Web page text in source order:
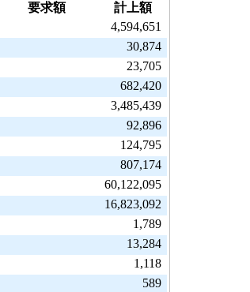
要求額
計上額
4,594,651
30,874
23,705
682,420
3,485,439
92,896
124,795
807,174
60,122,095
16,823,092
1,789
13,284
1,118
589